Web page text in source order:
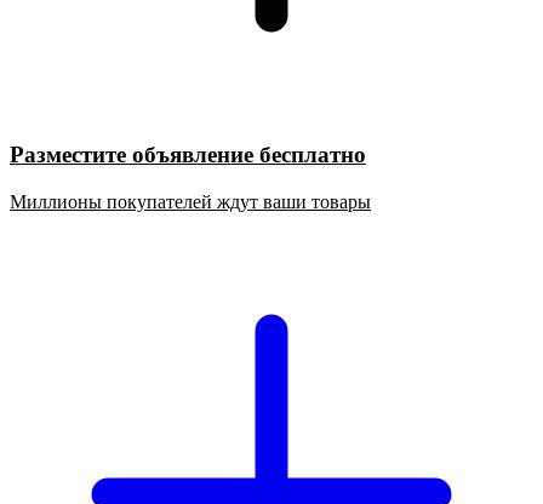
Разместите объявление бесплатно
Миллионы покупателей ждут ваши товары